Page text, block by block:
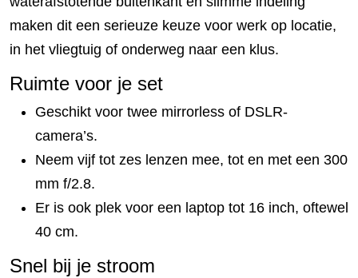
maken dit een serieuze keuze voor werk op locatie,
in het vliegtuig of onderweg naar een klus.
Ruimte voor je set
Geschikt voor twee mirrorless of DSLR-
camera’s.
Neem vijf tot zes lenzen mee, tot en met een 300
mm f/2.8.
Er is ook plek voor een laptop tot 16 inch, oftewel
40 cm.
Snel bij je stroom